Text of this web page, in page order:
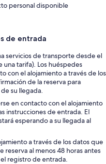
personal disponible
de entrada
servicios de transporte desde el
tarifa). Los huéspedes
con el alojamiento a través de los
de la reserva para
su llegada.
en contacto con el alojamiento
instrucciones de entrada. El
esperando a su llegada al
a través de los datos que
reserva al menos 48 horas antes
registro de entrada.